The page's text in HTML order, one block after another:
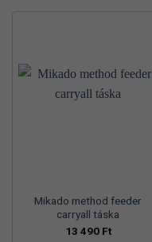
Mikado method feeder
carryall táska
13 490 Ft